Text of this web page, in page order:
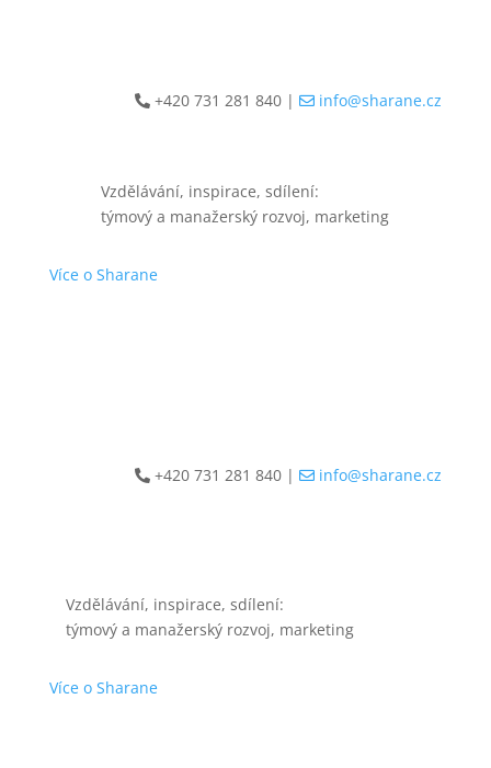
+420 731 281 840 | info@sharane.cz
Vzdělávání, inspirace, sdílení:
týmový a manažerský rozvoj, marketing
Více o Sharane
+420 731 281 840 | info@sharane.cz
Vzdělávání, inspirace, sdílení:
týmový a manažerský rozvoj, marketing
Více o Sharane